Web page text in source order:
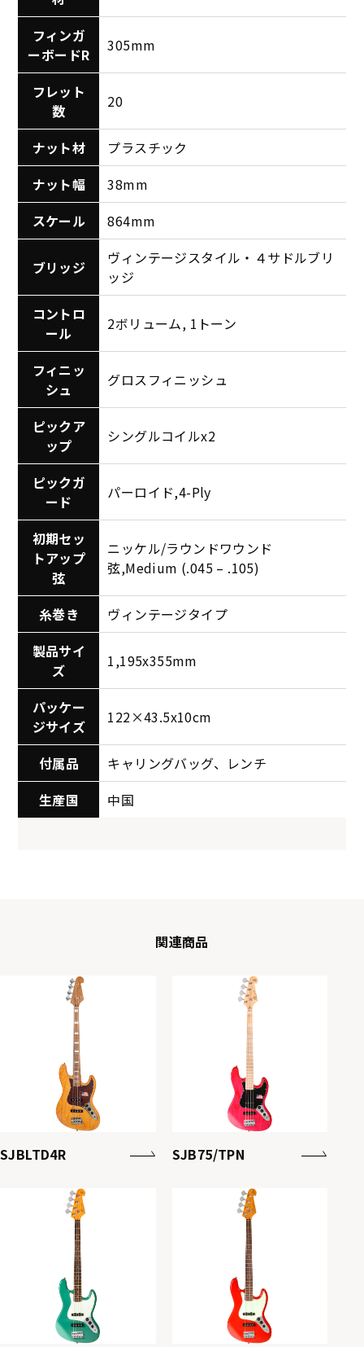
フィンガ
ーボードR
305mm
フレット
数
20
ナット材
プラスチック
ナット幅
38mm
スケール
864mm
ブリッジ
ヴィンテージスタイル・４サドルブリ
ッジ
コントロ
ール
2ボリューム, 1トーン
フィニッ
シュ
グロスフィニッシュ
ピックア
ップ
シングルコイルx2
ピックガ
ード
パーロイド,4-Ply
初期セッ
トアップ
弦
ニッケル/ラウンドワウンド
弦,Medium (.045 – .105)
糸巻き
ヴィンテージタイプ
製品サイ
ズ
1,195x355mm
パッケー
ジサイズ
122×43.5x10cm
付属品
キャリングバッグ、レンチ
生産国
中国
関連商品
SJBLTD4R SJB75/TPN